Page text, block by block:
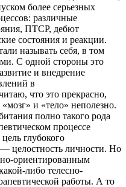
более серьезных
различные
ПТСР, дебют
состояния и реакции.
называть себя, в том
С одной стороны это
и внедрение
в
что это прекрасно,
и «тело» неполезно.
полно такого рода
процессе
глубокого
— целостность личности. Но
ориентированным
либо телесно-
работы. А то